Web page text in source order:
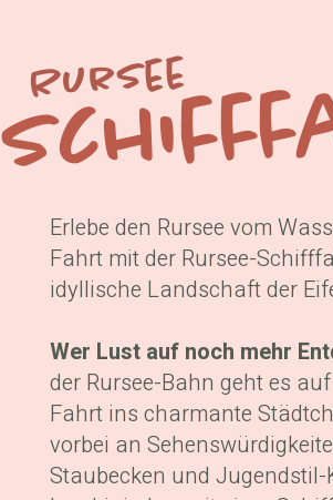
Rursee
Erlebe den Rursee vom
Fahrt mit der Rursee-
idyllische Landschaft der
​Wer Lust auf noch mehr
der Rursee-Bahn geht es
Fahrt ins charmante
vorbei an
Staubecken und